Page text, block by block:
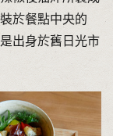
於餐點中央的
出身於舊日光市